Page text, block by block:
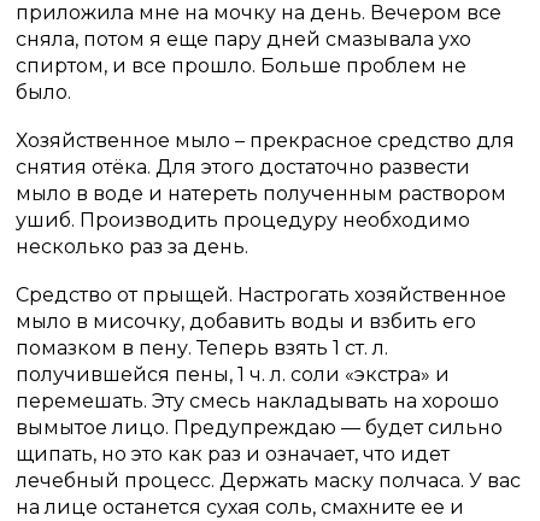
приложила мне на мочку на день. Вечером все
сняла, потом я еще пару дней смазывала ухо
спиртом, и все прошло. Больше проблем не
было.
Хозяйственное мыло – прекрасное средство для
снятия отёка. Для этого достаточно развести
мыло в воде и натереть полученным раствором
ушиб. Производить процедуру необходимо
несколько раз за день.
Средство от прыщей. Настрогать хозяйственное
мыло в мисочку, добавить воды и взбить его
помазком в пену. Теперь взять 1 ст. л.
получившейся пены, 1 ч. л. соли «экстра» и
перемешать. Эту смесь накладывать на хорошо
вымытое лицо. Предупреждаю — будет сильно
щипать, но это как раз и означает, что идет
лечебный процесс. Держать маску полчаса. У вас
на лице останется сухая соль, смахните ее и